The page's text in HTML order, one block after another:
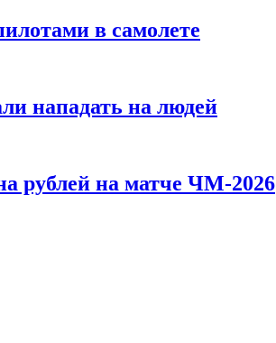
в самолете
нападать на людей
рублей на матче ЧМ-2026